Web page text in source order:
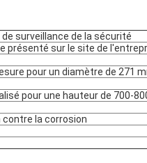
de surveillance de la sécurité
présenté sur le site de
pour un diamètre de 271
pour une hauteur de 700-
contre la corrosion